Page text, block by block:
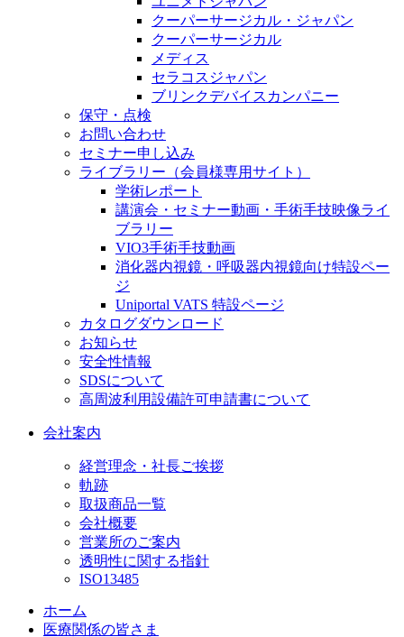
クーパーサージカル・ジャパン
クーパーサージカル
メディス
セラコスジャパン
ブリンクデバイスカンパニー
保守・点検
お問い合わせ
セミナー申し込み
ライブラリー（会員様専用サイト）
学術レポート
講演会・セミナー動画・手術手技映像ライ
ブラリー
VIO3手術手技動画
消化器内視鏡・呼吸器内視鏡向け特設ペー
ジ
Uniportal VATS 特設ページ
カタログダウンロード
お知らせ
安全性情報
SDSについて
高周波利用設備許可申請書について
会社案内
経営理念・社長ご挨拶
軌跡
取扱商品一覧
会社概要
営業所のご案内
透明性に関する指針
ISO13485
ホーム
医療関係の皆さま